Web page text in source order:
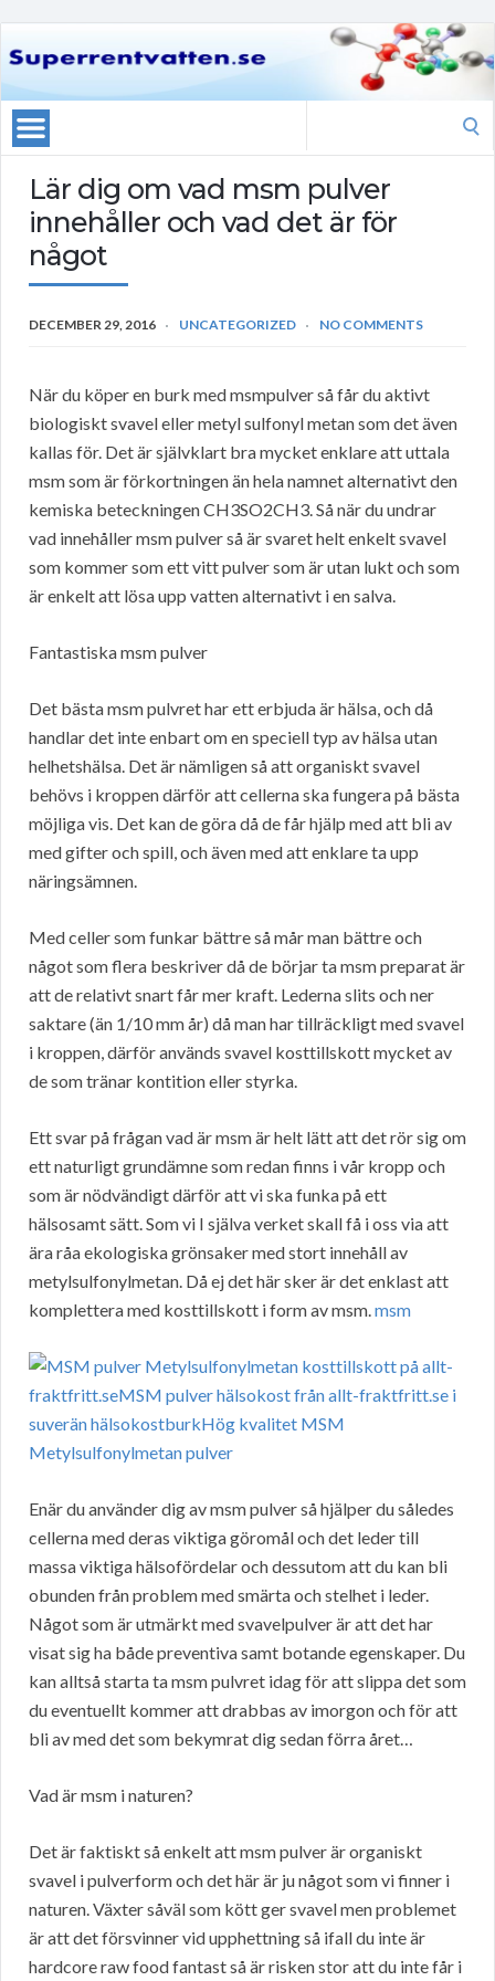
Lär dig om vad msm pulver
innehåller och vad det är för
något
DECEMBER 29, 2016 UNCATEGORIZED NO COMMENTS
När du köper en burk med msmpulver så får du aktivt
biologiskt svavel eller metyl sulfonyl metan som det även
kallas för. Det är självklart bra mycket enklare att uttala
msm som är förkortningen än hela namnet alternativt den
kemiska beteckningen CH3SO2CH3. Så när du undrar
vad innehåller msm pulver så är svaret helt enkelt svavel
som kommer som ett vitt pulver som är utan lukt och som
är enkelt att lösa upp vatten alternativt i en salva.
Fantastiska msm pulver
Det bästa msm pulvret har ett erbjuda är hälsa, och då
handlar det inte enbart om en speciell typ av hälsa utan
helhetshälsa. Det är nämligen så att organiskt svavel
behövs i kroppen därför att cellerna ska fungera på bästa
möjliga vis. Det kan de göra då de får hjälp med att bli av
med gifter och spill, och även med att enklare ta upp
näringsämnen.
Med celler som funkar bättre så mår man bättre och
något som flera beskriver då de börjar ta msm preparat är
att de relativt snart får mer kraft. Lederna slits och ner
saktare (än 1/10 mm år) då man har tillräckligt med svavel
i kroppen, därför används svavel kosttillskott mycket av
de som tränar kontition eller styrka.
Ett svar på frågan vad är msm är helt lätt att det rör sig om
ett naturligt grundämne som redan finns i vår kropp och
som är nödvändigt därför att vi ska funka på ett
hälsosamt sätt. Som vi I själva verket skall få i oss via att
ära råa ekologiska grönsaker med stort innehåll av
metylsulfonylmetan. Då ej det här sker är det enklast att
komplettera med kosttillskott i form av msm.msm
Enär du använder dig av msm pulver så hjälper du således
cellerna med deras viktiga göromål och det leder till
massa viktiga hälsofördelar och dessutom att du kan bli
obunden från problem med smärta och stelhet i leder.
Något som är utmärkt med svavelpulver är att det har
visat sig ha både preventiva samt botande egenskaper. Du
kan alltså starta ta msm pulvret idag för att slippa det som
du eventuellt kommer att drabbas av imorgon och för att
bli av med det som bekymrat dig sedan förra året…
Vad är msm i naturen?
Det är faktiskt så enkelt att msm pulver är organiskt
svavel i pulverform och det här är ju något som vi finner i
naturen. Växter såväl som kött ger svavel men problemet
är att det försvinner vid upphettning så ifall du inte är
hardcore raw food fantast så är risken stor att du inte får i